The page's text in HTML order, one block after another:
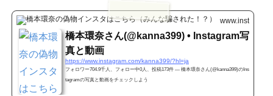
橋本環奈さん(@kanna399) • Instagram写
真と動画
https://www.instagram.com/kanna399/?hl=ja
フォロワー704.9千人、フォロー中0人、投稿173件 ― 橋本環奈さん(@kanna399)のIns
tagramの写真と動画をチェックしよう